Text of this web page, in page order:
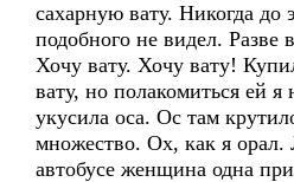
сахарную вату. Никогда до
подобного не видел. Разве
Хочу вату. Хочу вату!
вату, но полакомиться ей
укусила оса. Ос там
множество. Ох, как я орал.
автобусе женщина одна